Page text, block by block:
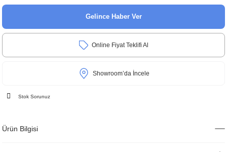
Gelince Haber Ver
Online Fiyat Teklifi Al
Showroom’da İncele
Stok Sorunuz
Ürün Bilgisi